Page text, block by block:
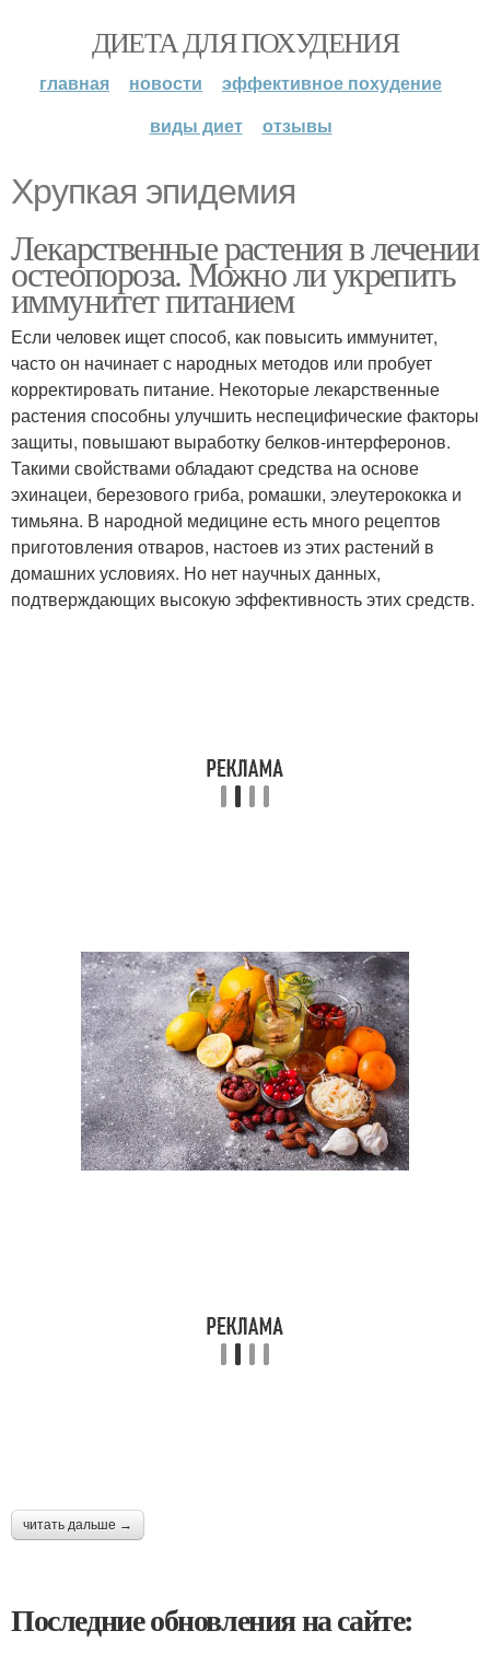
ДИЕТА ДЛЯ ПОХУДЕНИЯ
главная новости
эффективное похудение
виды диет
отзывы
Хрупкая эпидемия
Лекарственные растения в лечении
остеопороза. Можно ли укрепить
иммунитет питанием
Если человек ищет способ, как повысить иммунитет,
часто он начинает с народных методов или пробует
корректировать питание. Некоторые лекарственные
растения способны улучшить неспецифические факторы
защиты, повышают выработку белков-интерферонов.
Такими свойствами обладают средства на основе
эхинацеи, березового гриба, ромашки, элеутерококка и
тимьяна. В народной медицине есть много рецептов
приготовления отваров, настоев из этих растений в
домашних условиях. Но нет научных данных,
подтверждающих высокую эффективность этих средств.
читать дальше →
Последние обновления на сайте: